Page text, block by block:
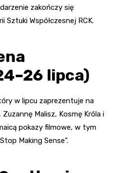
zakończy się
Sztuki Współczesnej RCK.
lipca)
w lipcu zaprezentuje na
Malisz, Kosmę Króla i
pokazy filmowe, w tym
Making Sense”.